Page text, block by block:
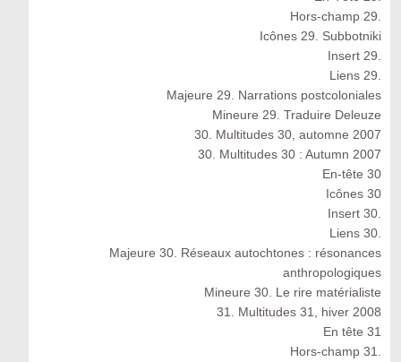
Hors-champ 29.
Icônes 29. Subbotniki
Insert 29.
Liens 29.
Majeure 29. Narrations postcoloniales
Mineure 29. Traduire Deleuze
30. Multitudes 30, automne 2007
30. Multitudes 30 : Autumn 2007
En-tête 30
Icônes 30
Insert 30.
Liens 30.
Majeure 30. Réseaux autochtones : résonances
anthropologiques
Mineure 30. Le rire matérialiste
31. Multitudes 31, hiver 2008
En tête 31
Hors-champ 31.